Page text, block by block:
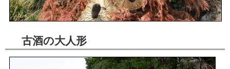
古酒の大人形